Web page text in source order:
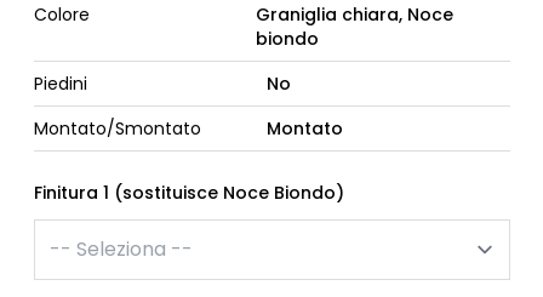
Colore
Graniglia chiara, Noce
biondo
Piedini
No
Montato/Smontato
Montato
Finitura 1 (sostituisce Noce Biondo)